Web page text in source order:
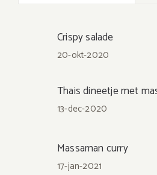
Crispy salade
20-okt-2020
Thais dineetje met
13-dec-2020
Massaman curry
17-jan-2021